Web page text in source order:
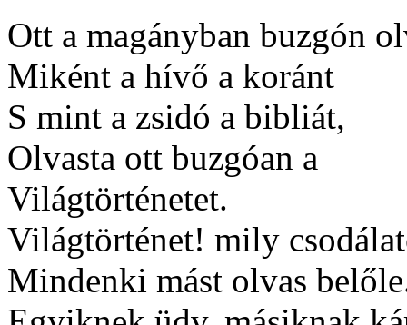
Ott a magányban buzgón
Miként a hívő a koránt
S mint a zsidó a bibliát,
Olvasta ott buzgóan a
Világtörténetet.
Világtörténet! mily
Mindenki mást olvas